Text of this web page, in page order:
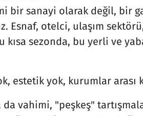
bir sanayi olarak değil, bir
Esnaf, otelci, ulaşım
kısa sezonda, bu yerli ve
estetik yok, kurumlar
da vahimi, "peşkeş"